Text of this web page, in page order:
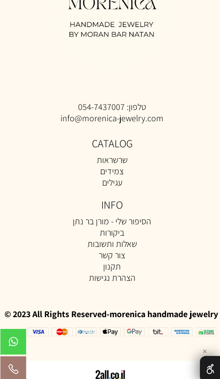
טלפון: 054-7437007
info@morenica-jewelry.com
CATALOG
שרשראות
צמידים
עגילים
INFO
הסיפור שלי - מורן בר נתן
ביקורות
שאלות ותשובות
צור קשר
תקנון
הצהרת נגישות
© 2023 All Rights Reserved-morenica handmade jewelry
✕